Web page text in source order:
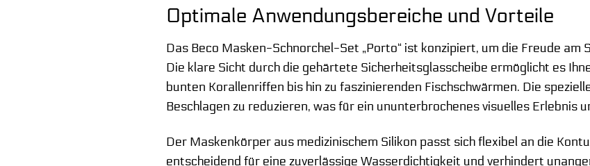
Optimale Anwendungsbereiche und Vorteile
Das Beco Masken-Schnorchel-Set „Porto“ ist konzipiert, um die Freude
Die klare Sicht durch die gehärtete Sicherheitsglasscheibe ermöglicht es
bunten Korallenriffen bis hin zu faszinierenden Fischschwärmen. Die
Beschlagen zu reduzieren, was für ein ununterbrochenes visuelles Erlebnis
Der Maskenkörper aus medizinischem Silikon passt sich flexibel an die
entscheidend für eine zuverlässige Wasserdichtigkeit und verhindert